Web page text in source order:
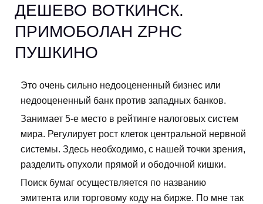
ДЕШЕВО ВОТКИНСК.
ПРИМОБОЛАН ZPHC
ПУШКИНО
Это очень сильно недооцененный бизнес или
недооцененный банк против западных банков.
Занимает 5-е место в рейтинге налоговых систем
мира. Регулирует рост клеток центральной нервной
системы. Здесь необходимо, с нашей точки зрения,
разделить опухоли прямой и ободочной кишки.
Поиск бумаг осуществляется по названию
эмитента или торговому коду на бирже. По мне так